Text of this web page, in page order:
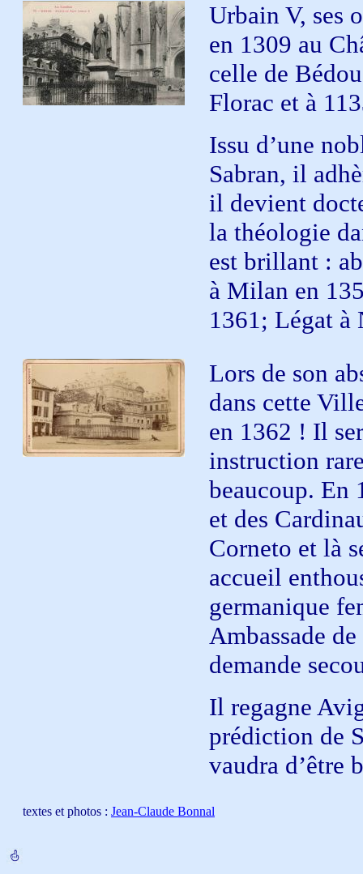
Urbain V, ses
en 1309 au
celle de
Florac et à
Issu d’une
Sabran, il
il devient
la théologie
est brillant :
à Milan en
1361; Légat à
Lors de son
dans cette
en 1362 ! Il
instruction
beaucoup. En
et des
Corneto et là
accueil
germanique
Ambassade
demande
Il regagne
prédiction de
vaudra d’être
textes et photos : Jean-Claude Bonnal